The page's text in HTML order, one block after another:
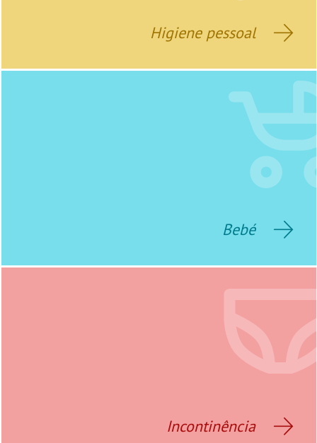
Higiene pessoal
Bebé
Incontinência